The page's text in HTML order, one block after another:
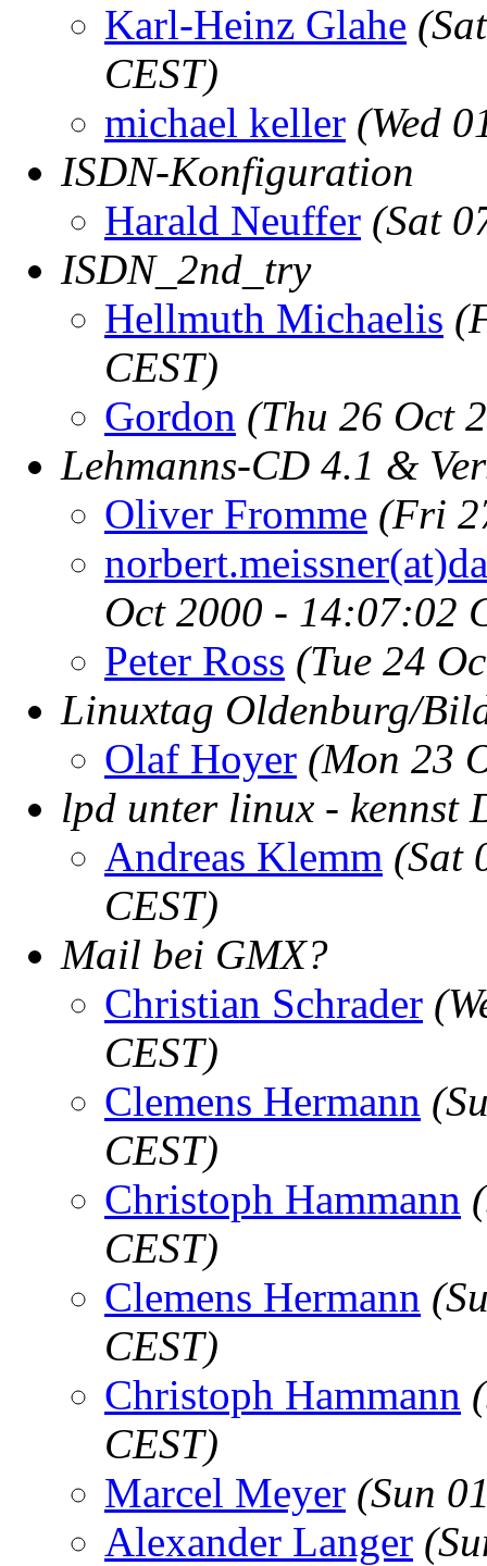
Karl-Heinz Glahe
CEST)
michael keller (Wed
ISDN-Konfiguration
Harald Neuffer (Sat
ISDN_2nd_try
Hellmuth Michaelis
CEST)
Gordon (Thu 26 Oct
Lehmanns-CD 4.1 &
Oliver Fromme (Fri
Oct 2000 - 14:07:02
Peter Ross (Tue 24
Linuxtag Oldenburg/
Olaf Hoyer (Mon 23
lpd unter linux - kennst
Andreas Klemm (Sat
CEST)
Mail bei GMX?
Christian Schrader
CEST)
Clemens Hermann
CEST)
Christoph Hammann
CEST)
Clemens Hermann
CEST)
Christoph Hammann
CEST)
Marcel Meyer (Sun
Alexander Langer